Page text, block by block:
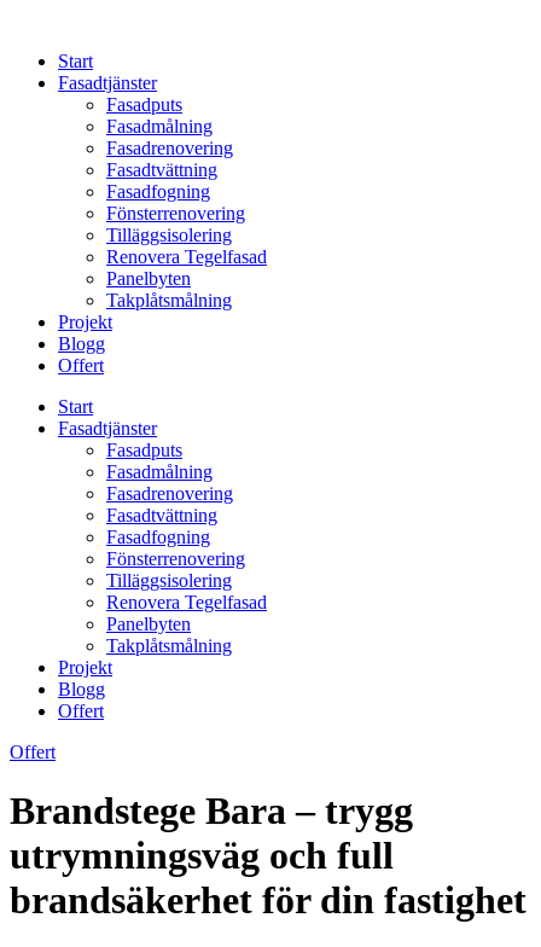
contentStart
Fasadtjänster
Fasadputs
Fasadmålning
Fasadrenovering
Fasadtvättning
Fasadfogning
Fönsterrenovering
Tilläggsisolering
Renovera Tegelfasad
Panelbyten
Takplåtsmålning
Projekt
Blogg
Offert
Start
Fasadtjänster
Fasadputs
Fasadmålning
Fasadrenovering
Fasadtvättning
Fasadfogning
Fönsterrenovering
Tilläggsisolering
Renovera Tegelfasad
Panelbyten
Takplåtsmålning
Projekt
Blogg
Offert
Offert
Brandstege Bara – trygg
utrymningsväg och full
brandsäkerhet för din fastighet